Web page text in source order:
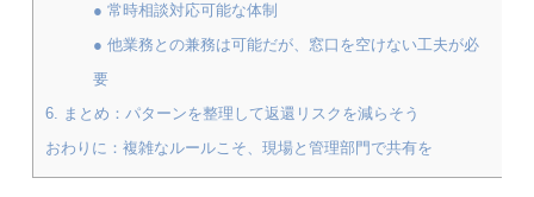
● 常時相談対応可能な体制
● 他業務との兼務は可能だが、窓口を空けない工夫が必
要
6. まとめ：パターンを整理して返還リスクを減らそう
おわりに：複雑なルールこそ、現場と管理部門で共有を